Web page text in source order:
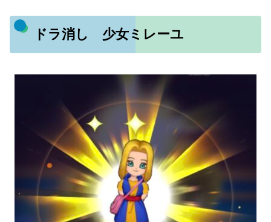
ドラ消し 少女ミレーユ